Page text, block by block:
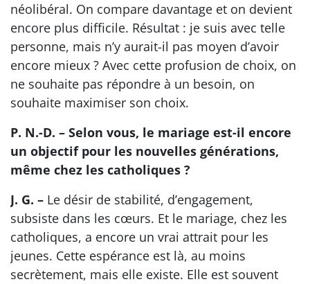
néolibéral. On compare davantage et on devient
encore plus difficile. Résultat : je suis avec telle
personne, mais n’y aurait-il pas moyen d’avoir
encore mieux ? Avec cette profusion de choix, on
ne souhaite pas répondre à un besoin, on
souhaite maximiser son choix.
P. N.-D. – Selon vous, le mariage est-il encore
un objectif pour les nouvelles générations,
même chez les catholiques ?
J. G. – Le désir de stabilité, d’engagement,
subsiste dans les cœurs. Et le mariage, chez les
catholiques, a encore un vrai attrait pour les
jeunes. Cette espérance est là, au moins
secrètement, mais elle existe. Elle est souvent